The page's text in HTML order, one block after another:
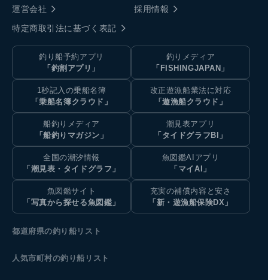
運営会社
採用情報
特定商取引法に基づく表記
釣り船予約アプリ
「釣割アプリ」
釣りメディア
「FISHINGJAPAN」
1秒記入の乗船名簿
「乗船名簿クラウド」
改正遊漁船業法に対応
「遊漁船クラウド」
船釣りメディア
「船釣りマガジン」
潮見表アプリ
「タイドグラフBI」
全国の潮汐情報
「潮見表・タイドグラフ」
魚図鑑AIアプリ
「マイAI」
魚図鑑サイト
「写真から探せる魚図鑑」
充実の補償内容と安さ
「新・遊漁船保険DX」
都道府県の釣り船リスト
人気市町村の釣り船リスト